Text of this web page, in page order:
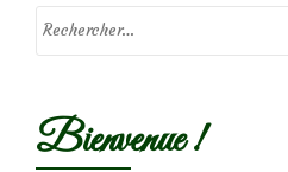
syrphes,
Bienvenue !